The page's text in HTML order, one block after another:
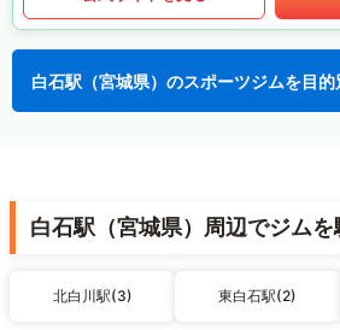
白石駅（宮城県）のスポーツジムを目的
白石駅（宮城県）周辺でジム
北白川駅(3) 東白石駅(2)